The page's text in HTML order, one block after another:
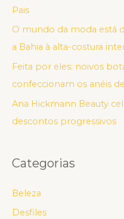
Pais
O mundo da moda está
a Bahia à alta-costura
Feita por eles: noivos
confeccionam os anéis
Ana Hickmann Beauty
descontos progressivos
Categorias
Beleza
Desfiles